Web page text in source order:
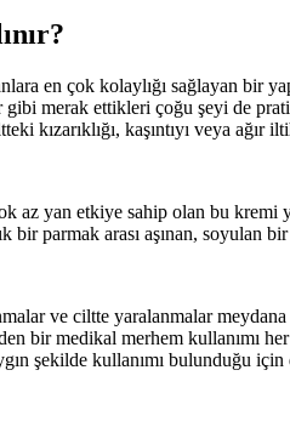
en çok kolaylığı sağlayan bir
gibi merak ettikleri çoğu şeyi de
kızarıklığı, kaşıntıyı veya
az yan etkiye sahip olan bu kremi
bir parmak arası aşınan,
ve ciltte yaralanmalar
bir medikal merhem kullanımı
şekilde kullanımı bulunduğu